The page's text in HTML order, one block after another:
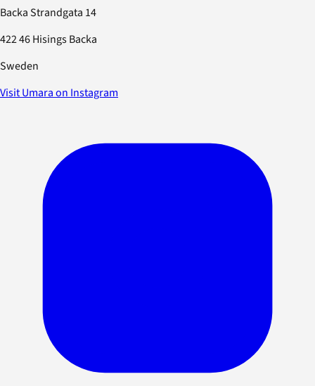
Backa Strandgata 14
422 46 Hisings Backa
Sweden
Visit Umara on Instagram